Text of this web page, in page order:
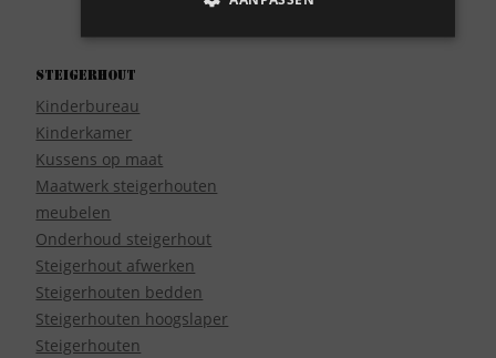
Steigerhout
Kinderbureau
Kinderkamer
Kussens op maat
Maatwerk steigerhouten
meubelen
Onderhoud steigerhout
Steigerhout afwerken
Steigerhouten bedden
Steigerhouten hoogslaper
Steigerhouten